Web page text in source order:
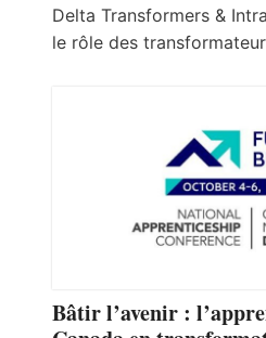
Delta Transformers &
le rôle des
Bâtir l’avenir :